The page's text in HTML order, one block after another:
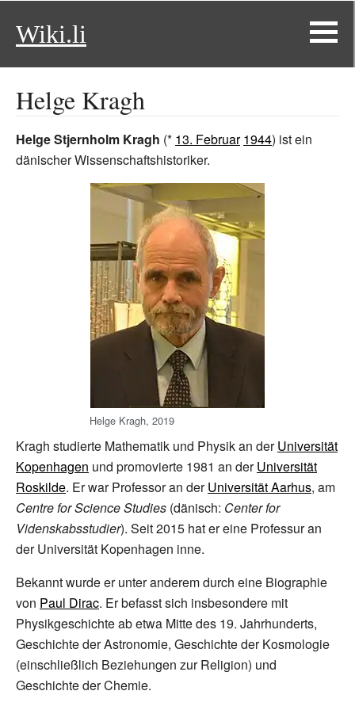
Wiki.li
Helge Kragh
Helge Stjernholm Kragh (* 13. Februar 1944) ist ein
dänischer Wissenschaftshistoriker.
Helge Kragh, 2019
Kragh studierte Mathematik und Physik an derUniversität
Kopenhagen und promovierte 1981 an derUniversität
Roskilde. Er war Professor an derUniversität Aarhus, am
Centre for Science Studies (dänisch: Center for
Videnskabsstudier). Seit 2015 hat er eine Professur an
der Universität Kopenhagen inne.
Bekannt wurde er unter anderem durch eine Biographie
von Paul Dirac. Er befasst sich insbesondere mit
Physikgeschichte ab etwa Mitte des 19. Jahrhunderts,
Geschichte der Astronomie, Geschichte der Kosmologie
(einschließlich Beziehungen zur Religion) und
Geschichte der Chemie.